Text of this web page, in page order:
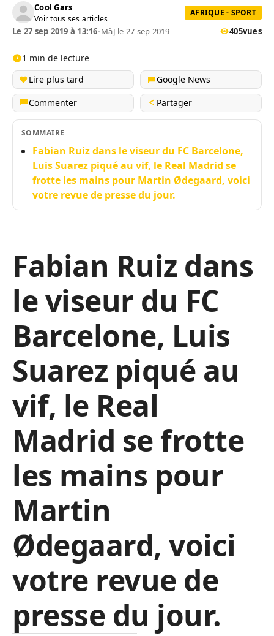
Cool Gars
Voir tous ses articles
AFRIQUE - SPORT
Le 27 sep 2019 à 13:16•MàJ le 27 sep 2019 405vues
1 min de lecture
Lire plus tard
Google News
Commenter
Partager
SOMMAIRE
Fabian Ruiz dans le viseur du FC Barcelone,
Luis Suarez piqué au vif, le Real Madrid se
frotte les mains pour Martin Ødegaard, voici
votre revue de presse du jour.
Fabian Ruiz dans
le viseur du FC
Barcelone, Luis
Suarez piqué au
vif, le Real
Madrid se frotte
les mains pour
Martin
Ødegaard, voici
votre revue de
presse du jour.